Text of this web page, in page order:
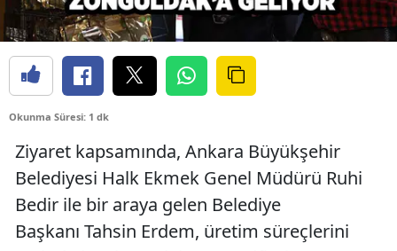
Okunma Süresi: 1 dk
Ziyaret kapsamında, Ankara Büyükşehir
Belediyesi Halk Ekmek Genel Müdürü Ruhi
Bedir ile bir araya gelen Belediye
Başkanı Tahsin Erdem, üretim süreçlerini